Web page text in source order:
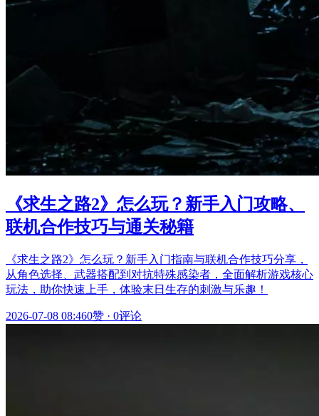
《求生之路2》怎么玩？新手入门攻略、
联机合作技巧与通关秘籍
《求生之路2》怎么玩？新手入门指南与联机合作技巧分享，
从角色选择、武器搭配到对抗特殊感染者，全面解析游戏核心
玩法，助你快速上手，体验末日生存的刺激与乐趣！
2026-07-08 08:460赞 · 0评论